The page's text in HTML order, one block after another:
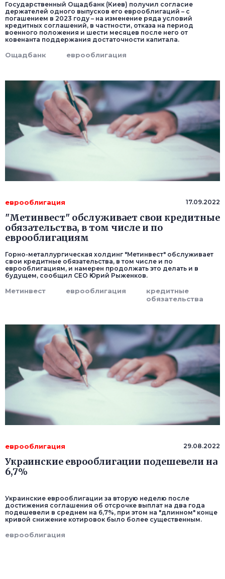
Государственный Ощадбанк (Киев) получил согласие
держателей одного выпусков его еврооблигаций – с
погашением в 2023 году – на изменение ряда условий
кредитных соглашений, в частности, отказа на период
военного положения и шести месяцев после него от
ковенанта поддержания достаточности капитала.
Ощадбанк еврооблигация
еврооблигация 17.09.2022
"Метинвест" обслуживает свои кредитные
обязательства, в том числе и по
еврооблигациям
Горно-металлургическая холдинг "Метинвест" обслуживает
свои кредитные обязательства, в том числе и по
еврооблигациям, и намерен продолжать это делать и в
будущем, сообщил CEO Юрий Рыженков.
Метинвест еврооблигация
кредитные
обязательства
еврооблигация 29.08.2022
Украинские еврооблигации подешевели на
6,7%
Украинские еврооблигации за вторую неделю после
достижения соглашения об отсрочке выплат на два года
подешевели в среднем на 6,7%, при этом на "длинном" конце
кривой снижение котировок было более существенным.
еврооблигация